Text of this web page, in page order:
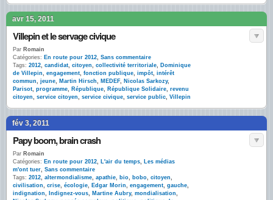
avr 15, 2011
Villepin et le servage civique
Par Romain
Catégories: En route pour 2012, Sans commentaire
Tags: 2012, candidat, citoyen, collectivité territoriale, Dominique
de Villepin, engagement, fonction publique, impôt, intérêt
commun, jeune, Martin Hirsch, MEDEF, Nicolas Sarkozy,
Parisot, programme, République, République Solidaire, revenu
citoyen, service citoyen, service civique, service public, Villepin
fév 3, 2011
Papy boom, brain crash
Par Romain
Catégories: En route pour 2012, L'air du temps, Les médias
m'ont tuer, Sans commentaire
Tags: 2012, altermondialisme, apathie, bio, bobo, citoyen,
civilisation, crise, écologie, Edgar Morin, engagement, gauche,
indignation, Indignez-vous, Martine Aubry, mondialisation,